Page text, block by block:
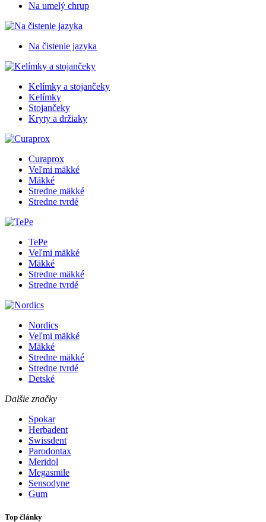
Na umelý chrup
Na čistenie jazyka
Kelímky a stojančeky
Kelímky
Stojančeky
Kryty a držiaky
Curaprox
Veľmi mäkké
Mäkké
Stredne mäkké
Stredne tvrdé
TePe
Veľmi mäkké
Mäkké
Stredne mäkké
Stredne tvrdé
Nordics
Veľmi mäkké
Mäkké
Stredne mäkké
Stredne tvrdé
Detské
Dalšie značky
Spokar
Herbadent
Swissdent
Parodontax
Meridol
Megasmile
Sensodyne
Gum
Top články